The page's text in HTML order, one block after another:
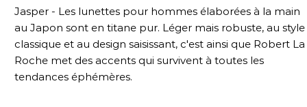
Jasper - Les lunettes pour hommes élaborées à la main
au Japon sont en titane pur. Léger mais robuste, au style
classique et au design saisissant, c'est ainsi que Robert La
Roche met des accents qui survivent à toutes les
tendances éphémères.